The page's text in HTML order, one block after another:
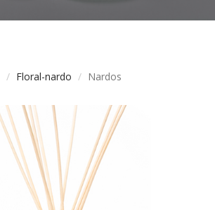
Floral-nardo Nardos